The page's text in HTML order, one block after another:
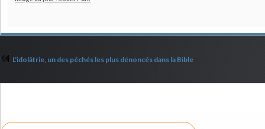
L'idolâtrie, un des péchés les plus dénoncés dans la Bible